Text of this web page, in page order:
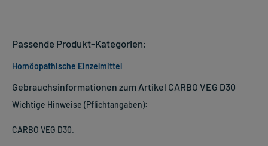
Gebrauchsinformationen zum Artikel CARBO VEG D30
Wichtige Hinweise (Pflichtangaben):
CARBO VEG D30.
Passende Produkt-Kategorien:
Homöopathische Einzelmittel